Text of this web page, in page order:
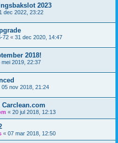
2023
dec 2022, 23:22
72 « 31 dec 2020, 14:47
2018!
mei 2019, 22:37
05 nov 2018, 21:24
Carclean.com
« 20 jul 2018, 12:13
« 07 mar 2018, 12:50